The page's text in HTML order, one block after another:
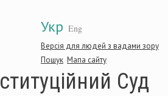
Укр Eng
Версія для людей з вадами зору
Пошук Мапа сайту
Суд